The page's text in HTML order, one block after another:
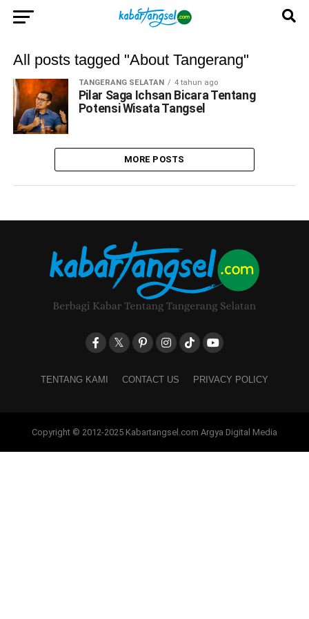
All posts tagged "About Tangerang"
TANGERANG SELATAN 4 tahun ago
Pilar Saga Ichsan Bicara Tentang
Potensi Wisata Tangsel
MORE POSTS
TENTANG KAMI CONTACT US PRIVACY POLICY
Copyright © 2012-2025 Kabartangsel.com Argya Digital Media